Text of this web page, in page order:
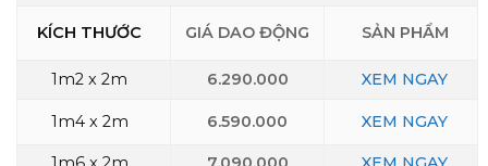
KÍCH THƯỚC GIÁ DAO ĐỘNG SẢN PHẨM
1m2 x 2m 6.290.000 XEM NGAY
1m4 x 2m 6.590.000 XEM NGAY